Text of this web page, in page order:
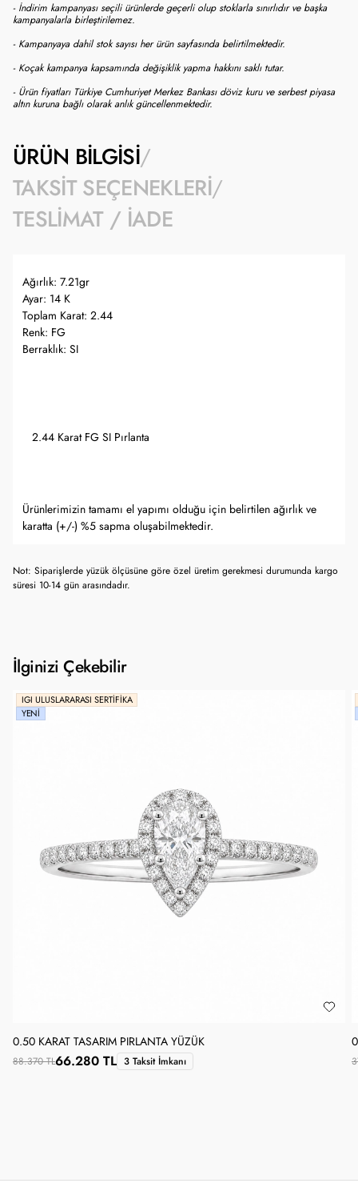
- İndirim kampanyası seçili ürünlerde geçerli olup stoklarla sınırlıdır ve başka
kampanyalarla birleştirilemez.
- Kampanyaya dahil stok sayısı her ürün sayfasında belirtilmektedir.
- Koçak kampanya kapsamında değişiklik yapma hakkını saklı tutar.
- Ürün fiyatları Türkiye Cumhuriyet Merkez Bankası döviz kuru ve serbest piyasa
altın kuruna bağlı olarak anlık güncellenmektedir.
ÜRÜN BILGISI
TAKSIT SEÇENEKLERI
TESLIMAT / İADE
Ağırlık: 7.21gr
Ayar: 14 K
Toplam Karat: 2.44
Renk: FG
Berraklık: SI
2.44 Karat FG SI Pırlanta
Ürünlerimizin tamamı el yapımı olduğu için belirtilen ağırlık ve
karatta (+/-) %5 sapma oluşabilmektedir.
Not: Siparişlerde yüzük ölçüsüne göre özel üretim gerekmesi durumunda kargo
süresi 10-14 gün arasındadır.
İlginizi Çekebilir
IGI ULUSLARARASI SERTIFIKA
YENI
0.50 KARAT TASARIM PIRLANTA YÜZÜK
88.370 TL66.280 TL 3 Taksit İmkanı